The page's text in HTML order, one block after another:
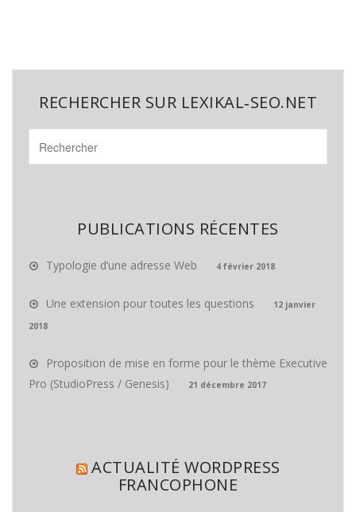
RECHERCHER SUR LEXIKAL‑SEO.NET
PUBLICATIONS RÉCENTES
Typologie d’une adresse Web 4 février 2018
Une extension pour toutes les questions
12 janvier
2018
Proposition de mise en forme pour le thème Executive
Pro (StudioPress / Genesis)
21 décembre 2017
ACTUALITÉ WORDPRESS
FRANCOPHONE